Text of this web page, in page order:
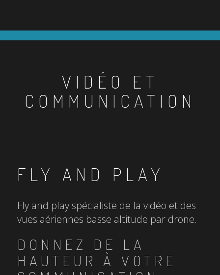
VIDÉO ET
COMMUNICATION
FLY AND PLAY
Fly and play spécialiste de la vidéo et des
vues aériennes basse altitude par drone.
DONNEZ DE LA
HAUTEUR À VOTRE